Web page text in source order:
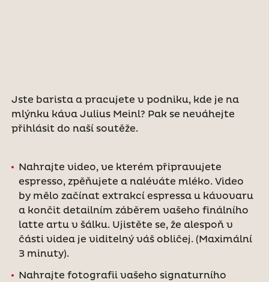
Jste barista a pracujete v podniku, kde je na
mlýnku káva Julius Meinl? Pak se neváhejte
přihlásit do naší soutěže.
Nahrajte video, ve kterém připravujete
espresso, zpěňujete a naléváte mléko. Video
by mělo začínat extrakcí espressa u kávovaru
a končit detailním záběrem vašeho finálního
latte artu v šálku. Ujistěte se, že alespoň v
části videa je viditelný váš obličej. (Maximální
3 minuty).
Nahrajte fotografii vašeho signaturního